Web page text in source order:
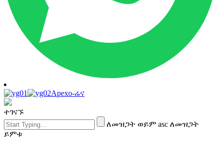
Apexo-ሬና
ተገናኙ
ለመዝጋት ወይም asc ለመዝጋት
ይምቱ